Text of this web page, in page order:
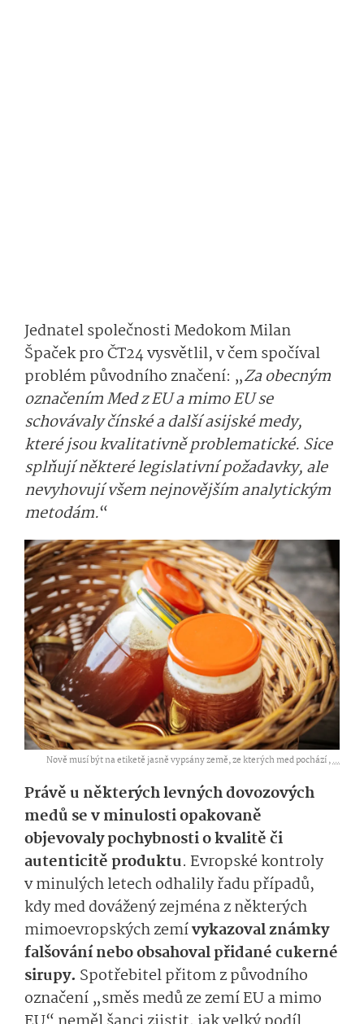
Jednatel společnosti Medokom Milan
Špaček pro ČT24 vysvětlil, v čem spočíval
problém původního značení: „Za obecným
označením Med z EU a mimo EU se
schovávaly čínské a další asijské medy,
které jsou kvalitativně problematické. Sice
splňují některé legislativní požadavky, ale
nevyhovují všem nejnovějším analytickým
metodám.“
Nově musí být na etiketě jasně vypsány země, ze kterých med pochází ,...
Právě u některých levných dovozových
medů se v minulosti opakovaně
objevovaly pochybnosti o kvalitě či
autenticitě produktu. Evropské kontroly
v minulých letech odhalily řadu případů,
kdy med dovážený zejména z některých
mimoevropských zemívykazoval známky
falšování nebo obsahoval přidané cukerné
sirupy. Spotřebitel přitom z původního
označení „směs medů ze zemí EU a mimo